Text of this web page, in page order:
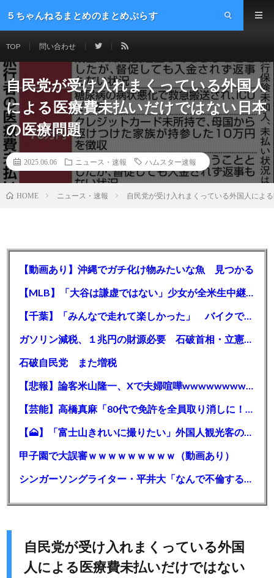
５ちゃんねるまとめのまとめぷらす
TOP 問い合わせ
自民党が受け入れまくっている外国人
による医療費未払いだけではない日本
の医療問題
2025.06.06 ニュース・速報 ハムスター速報
HOME ニュース・速報 自民党が受け入れまくっている外国人によ
【動画あり】沖縄でガチ化け物みたいな魚 見つかる
【MLB】「大谷は謙虚ではない」少女が全米生中継で突然の大谷翔平批判 サイン無視された過去明かす
【千葉】「みんなで走れて楽しかった」 バイクでバースデー集団暴走 男女５７人を書類送検 SNSで参加者募る
ガソリン減税、１兆円の財源必要 石破首相・立憲野田氏「財源は死に物狂いで確保しなければならない」「本当に死に物狂いで」
石破自民党 また増税
【悲報】論客米山隆一、Xで夫婦喧嘩wwwwwwwwwwww
【芸能】高橋真麻「80代で免許を全員取り消しに！」 高齢ドライバーの事故問題で、高齢者の運転免許取り消し法を提案
【🗻】「富士山きれいに撮りたい」外国人観光客のレンタカー事故が急増…「ハンドルが逆で慣れず」、道の狭さも
甲子園で大誤審ｗｗｗｗｗｗｗｗｗ（動画あり）
シンガーソングライター・平井大「なんで不倫するか知ってる？妥協で結婚するからさ。」←浅すぎると大炎上
自民党が受け入れまくっている外国
人による医療費未払いだけではない